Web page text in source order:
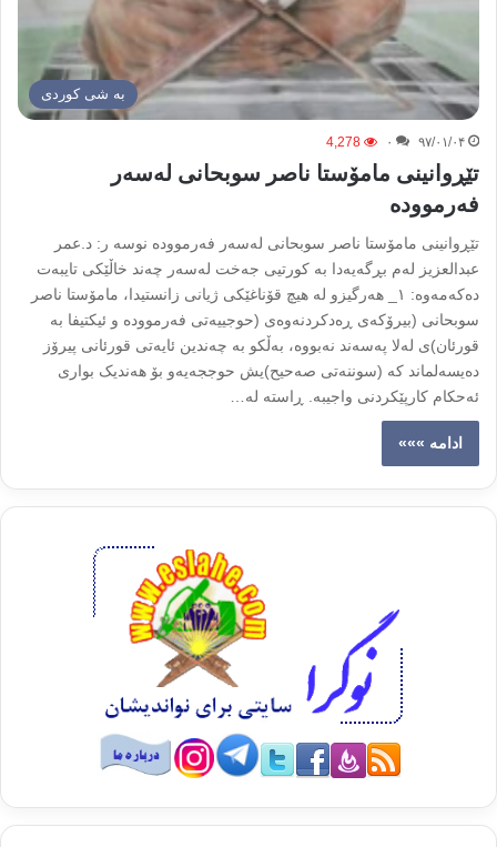
به شی کوردی
۹۷/۰۱/۰۴ ۰ 4,278
تێڕوانینی مامۆستا ناصر سوبحانی لەسەر
فەرموودە
تێڕوانینی مامۆستا ناصر سوبحانی لەسەر فەرموودە نوسه ر: د.عمر
عبدالعزیز لەم بڕگەیەدا بە کورتیی جەخت لەسەر چەند خاڵێکی تایبەت
دەکەمەوە: ١_ هەرگیزو لە هیچ قۆناغێکی ژیانی زانستیدا، مامۆستا ناصر
سوبحانی (بیرۆکەی ڕەدکردنەوەی (‌حوجییەتی فه‌رمووده و ئیکتیفا بە
قورئان)ی لەلا پەسەند نەبووە، بەڵکو بە چەندین ئایەتی قورئانی پیرۆز
دەیسەلماند کە (سوننەتی صەحیح)یش حوججەیەو بۆ هەندیک بواری
ئەحکام کارپێکردنی واجیبە. ڕاستە لە…
ادامه »»»